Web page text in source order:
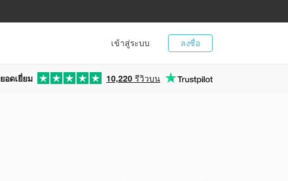
ลงชื่อ
เข้าสู่ระบบ
ยอดเยี่ยม 10,220 รีวิวบน